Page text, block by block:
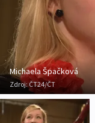
Michaela Špačková
Zdroj:ČT24/ČT